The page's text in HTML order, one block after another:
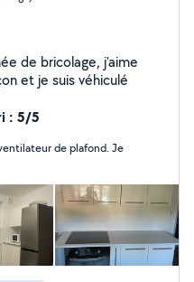
de bricolage, j'aime
et je suis véhiculé
: 5/5
de plafond. Je